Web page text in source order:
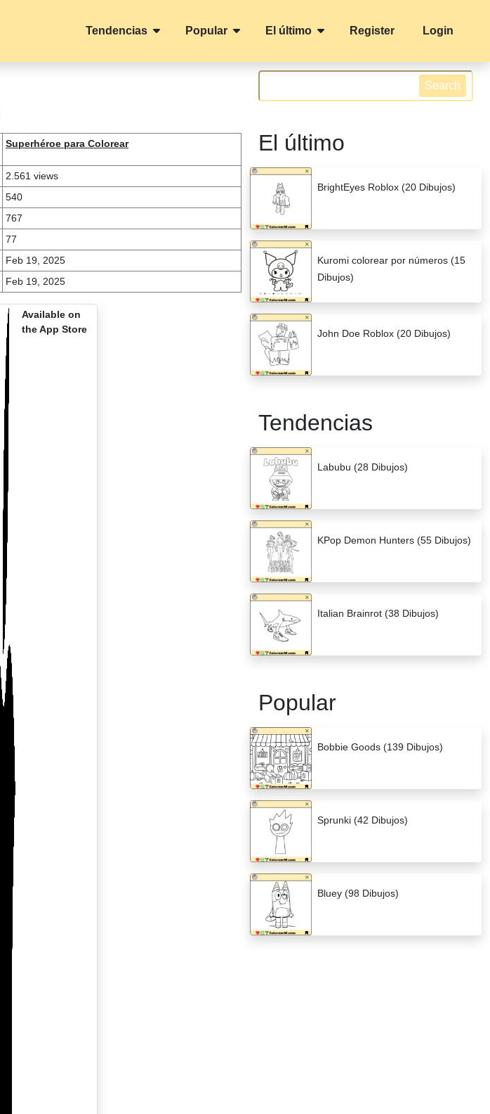
Tendencias Popular El último Register Login
Superhéroe para Colorear
2.561 views
540
767
77
Feb 19, 2025
Feb 19, 2025
Available on
the App Store
Search
El último
BrightEyes Roblox (20 Dibujos)
Kuromi colorear por números (15
Dibujos)
John Doe Roblox (20 Dibujos)
Tendencias
Labubu (28 Dibujos)
KPop Demon Hunters (55 Dibujos)
Italian Brainrot (38 Dibujos)
Popular
Bobbie Goods (139 Dibujos)
Sprunki (42 Dibujos)
Bluey (98 Dibujos)